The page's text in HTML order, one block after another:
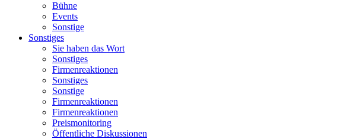
Bühne
Events
Sonstige
Sonstiges
Sie haben das Wort
Sonstiges
Firmenreaktionen
Sonstiges
Sonstige
Firmenreaktionen
Firmenreaktionen
Preismonitoring
Öffentliche Diskussionen